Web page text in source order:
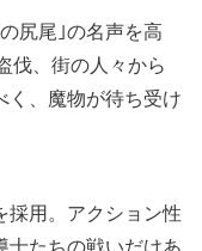
尻尾｣の名声を高
伐、街の人々から
く、魔物が待ち受け
採用。アクション性